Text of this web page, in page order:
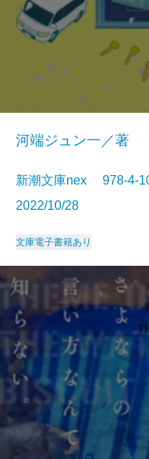
河端ジュン一／著
新潮文庫nex 978-4-
2022/10/28
文庫電子書籍あり